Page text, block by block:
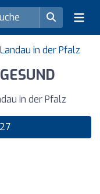
in der Pfalz
in der Pfalz